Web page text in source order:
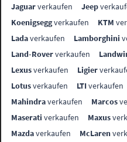
Jaguarverkaufen Jeep
Koenigseggverkaufen KTM
Ladaverkaufen Lamborghini
Land-Roververkaufen
Lexusverkaufen Ligier
Lotusverkaufen LTIverkaufen
Mahindraverkaufen Marcos
Maserati verkaufen Maxus
Mazdaverkaufen McLaren